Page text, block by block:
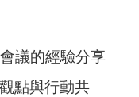
議的經驗分享
點與行動共